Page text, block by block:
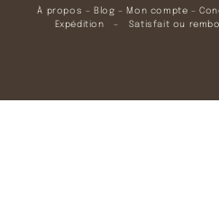
À propos – Blog – Mon compte –
Expédition – Satisfait ou